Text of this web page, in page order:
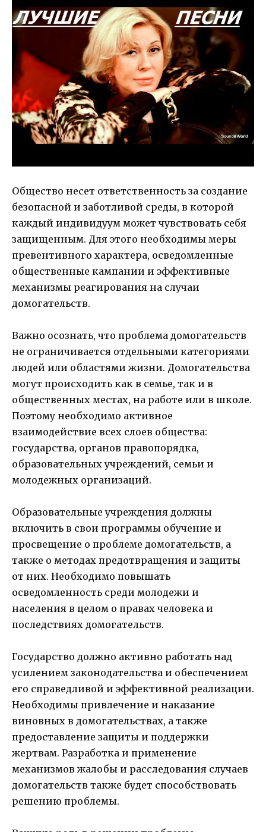
Общество несет ответственность за создание
безопасной и заботливой среды, в которой
каждый индивидуум может чувствовать себя
защищенным. Для этого необходимы меры
превентивного характера, осведомленные
общественные кампании и эффективные
механизмы реагирования на случаи
домогательств.
Важно осознать, что проблема домогательств
не ограничивается отдельными категориями
людей или областями жизни. Домогательства
могут происходить как в семье, так и в
общественных местах, на работе или в школе.
Поэтому необходимо активное
взаимодействие всех слоев общества:
государства, органов правопорядка,
образовательных учреждений, семьи и
молодежных организаций.
Образовательные учреждения должны
включить в свои программы обучение и
просвещение о проблеме домогательств, а
также о методах предотвращения и защиты
от них. Необходимо повышать
осведомленность среди молодежи и
населения в целом о правах человека и
последствиях домогательств.
Государство должно активно работать над
усилением законодательства и обеспечением
его справедливой и эффективной реализации.
Необходимы привлечение и наказание
виновных в домогательствах, а также
предоставление защиты и поддержки
жертвам. Разработка и применение
механизмов жалобы и расследования случаев
домогательств также будет способствовать
решению проблемы.